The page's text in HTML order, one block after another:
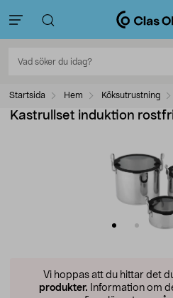
Startsida Hem Köksutrustning
Kastrullset induktion
Vi hoppas att du hittar det
produkter. Information om